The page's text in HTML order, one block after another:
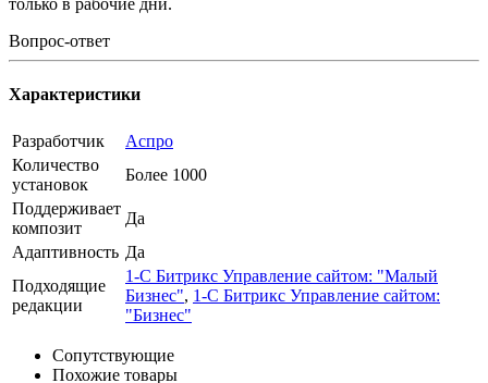
только в рабочие дни.
Вопрос-ответ
Характеристики
Разработчик
Аспро
Количество
установок
Более 1000
Поддерживает
композит
Да
Адаптивность Да
Подходящие
редакции
1-C Битрикс Управление сайтом: "Малый
Бизнес", 1-C Битрикс Управление сайтом:
"Бизнес"
Сопутствующие
Похожие товары